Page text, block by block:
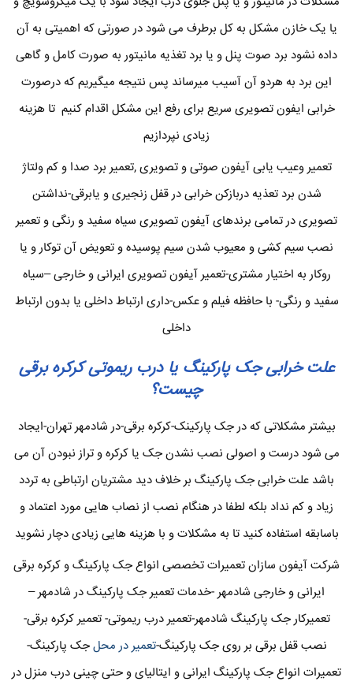
یا یک خازن مشکل به کل برطرف می شود در صورتی که اهمیتی به آن
داده نشود برد صوت پنل و یا برد تغذیه مانیتور به صورت کامل و گاهی
این برد به هردو آن آسیب میرساند پس نتیجه میگیریم که درصورت
خرابی ایفون تصویری سریع برای رفع این مشکل اقدام کنیم تا هزینه
زیادی نپردازیم
تعمیر وعیب یابی آیفون صوتی و تصویری ,تعمیر برد صدا و کم ولتاژ
شدن برد تعذیه دربازکن خرابی در قفل زنجیری و یابرقی-نداشتن
تصویری در تمامی برندهای آیفون تصویری سیاه سفید و رنگی و تعمیر
نصب سیم کشی و معیوب شدن سیم پوسیده و تعویض آن توکار و یا
روکار به اختیار مشتری-تعمیر آیفون تصویری ایرانی و خارجی –سیاه
سفید و رنگی- با حافظه فیلم و عکس-داری ارتباط داخلی یا بدون ارتباط
داخلی
علت خرابی جک پارکینگ یا درب ریموتی کرکره برقی
چیست؟
بیشتر مشکلاتی که در جک پارکینک-کرکره برقی-در شادمهر تهران-ایجاد
می شود درست و اصولی نصب نشدن جک یا کرکره و تراز نبودن آن می
باشد علت خرابی جک پارکینگ بر خلاف دید مشتریان ارتباطی به تردد
زیاد و کم نداد بلکه لطفا در هنگام نصب از نصاب هایی مورد اعتماد و
باسابقه استفاده کنید تا به مشکلات و با هزینه هایی زیادی دچار نشوید
شرکت آیفون سازان تعمیرات تخصصی انواع جک پارکینگ و کرکره برقی
ایرانی و خارجی شادمهر -خدمات تعمیر جک پارکینگ در شادمهر –
تعمیرکار جک پارکینگ شادمهر-تعمیر درب ریموتی- تعمیر کرکره برقی-
نصب قفل برقی بر روی جک پارکینگ-تعمیر در محلجک پارکینگ-
تعمیرات انواع جک پارکینگ ایرانی و ایتالیای و حتی چینی درب منزل در